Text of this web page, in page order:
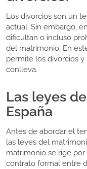
Los divorcios son un
actual. Sin embargo,
dificultan o incluso
del matrimonio. En
permite los divorcios
conlleva.
Las leyes
España
Antes de abordar el
las leyes del
matrimonio se rige
contrato formal entre